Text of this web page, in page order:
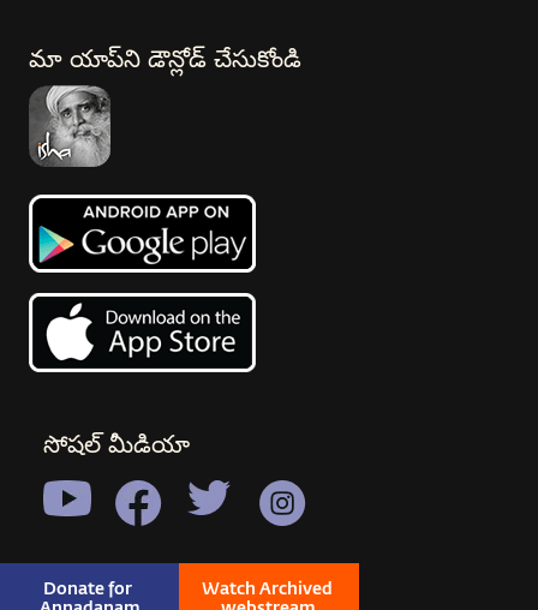
Donate for
Watch Archived
మా యాప్‍ని డౌన్లోడ్ చేసుకోండి
సోషల్ మీడియా